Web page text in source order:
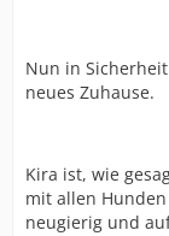
Sanfter Opa,
Nun in
neues Zuhause.
Kira ist, wie
mit allen
neugierig und